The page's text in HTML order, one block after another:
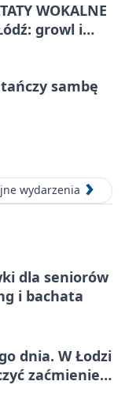
WOKALNE
growl i
sambę
wydarzenia
dla seniorów
i bachata
dnia. W Łodzi
zaćmienie i